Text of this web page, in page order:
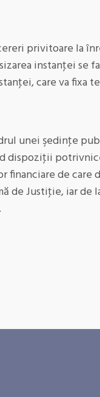
privitoare la
instanţei se
care va fixa
unei şedinţe
dispoziţii
de care
de Justiţie, iar de